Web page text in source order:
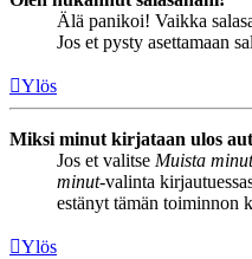
Älä panikoi! Vaikka
Jos et pysty asettamaan
Ylös
Miksi minut kirjataan ulos
Jos et valitse Muista minut
minut-valinta
estänyt tämän toiminnon
Ylös